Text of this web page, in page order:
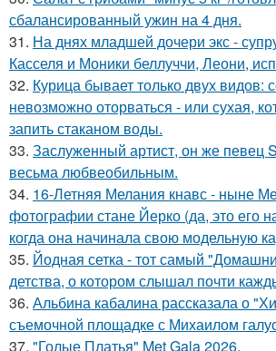
сбалансированный ужин на 4 дня.
31. На днях младшей дочери экс -
Касселя и Моники беллуччи, Леони,
32. Курица бывает только двух видов:
невозможно оторваться - или сухая,
запить стаканом воды.
33. Заслуженный артист, он же певец
весьма любвеобильным.
34. 16-Летняя Мелания кнавс - ныне
фотографии стане Йерко (да, это его
когда она начинала свою модельную
35. Йодная сетка - тот самый
детства, о котором слышал почти
36. Альбина кабалина рассказала о
съемочной площадке с Михаилом
37. "Голые Платья" Met Gala 2026.